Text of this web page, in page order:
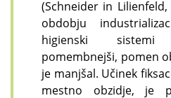
(Schneider in Lilienfeld,
obdobju
higienski
pomembnejši, pomen
je manjšal. Učinek
mestno obzidje, je